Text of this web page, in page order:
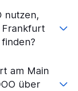
nutzen,
am Main
über